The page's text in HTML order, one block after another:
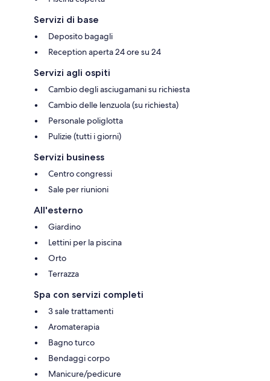
Servizi di base
Deposito bagagli
Reception aperta 24 ore su 24
Servizi agli ospiti
Cambio degli asciugamani su richiesta
Cambio delle lenzuola (su richiesta)
Personale poliglotta
Pulizie (tutti i giorni)
Servizi business
Centro congressi
Sale per riunioni
All'esterno
Giardino
Lettini per la piscina
Orto
Terrazza
Spa con servizi completi
3 sale trattamenti
Aromaterapia
Bagno turco
Bendaggi corpo
Manicure/pedicure